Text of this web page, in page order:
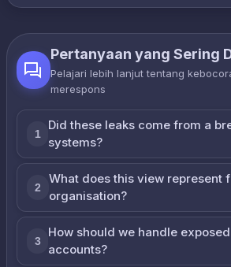
Pertanyaan yang Sering
Pelajari lebih lanjut tentang
merespons
1
Did these leaks come from a
systems?
2
What does this view represent
organisation?
3
How should we handle
accounts?